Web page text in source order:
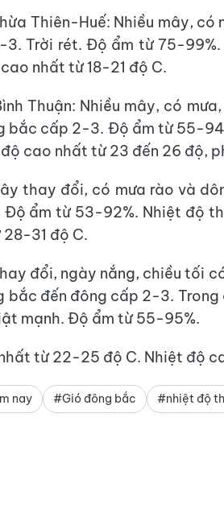
Thiên-Huế: Nhiều mây, có
Trời rét. Độ ẩm từ 75-
nhất từ 18-21 độ C.
Thuận: Nhiều mây, có
bắc cấp 2-3. Độ ẩm từ 55-
cao nhất từ 23 đến 26 độ,
thay đổi, có mưa rào và
ẩm từ 53-92%. Nhiệt độ
31 độ C.
đổi, ngày nắng, chiều tối
bắc đến đông cấp 2-3.
mạnh. Độ ẩm từ 55-95%.
từ 22-25 độ C. Nhiệt độ
nay #Gió đông bắc #nhiệt độ